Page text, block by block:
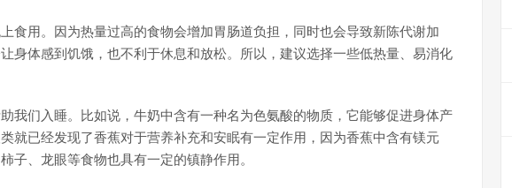
食用。因为热量过高的食物会增加胃肠道负担，同时也会导致新陈代谢加
身体感到饥饿，也不利于休息和放松。所以，建议选择一些低热量、易消化
我们入睡。比如说，牛奶中含有一种名为色氨酸的物质，它能够促进身体产
就已经发现了香蕉对于营养补充和安眠有一定作用，因为香蕉中含有镁元
子、龙眼等食物也具有一定的镇静作用。